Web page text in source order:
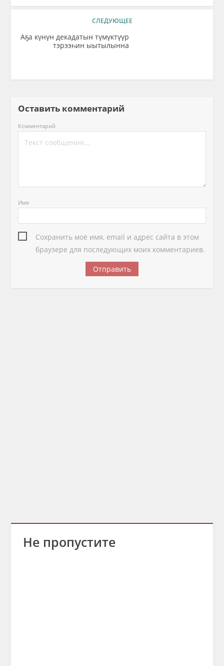
СЛЕДУЮЩЕЕ
Аҕа күнүн декадатын түмүктүүр
тэрээһин ыытылынна
Оставить комментарий
Комментарий
Имя
Сохранить моё имя, email и адрес сайта в этом
браузере для последующих моих комментариев.
Не пропустите